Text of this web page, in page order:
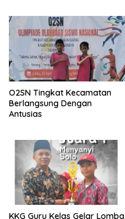
O2SN Tingkat Kecamatan
Berlangsung Dengan
Antusias
KKG Guru Kelas Gelar Lomba